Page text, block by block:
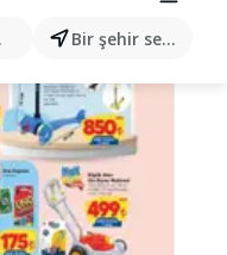
arayın... Bir şehir seçin